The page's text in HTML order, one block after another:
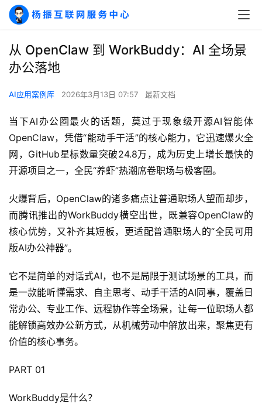
从 OpenClaw 到 WorkBuddy：AI 全场景
办公落地
AI应用案例库 2026年3月13日 07:57 最新文档
当下AI办公圈最火的话题，莫过于现象级开源AI智能体
OpenClaw，凭借“能动手干活”的核心能力，它迅速爆火全
网，GitHub星标数量突破24.8万，成为历史上增长最快的
开源项目之一，全民“养虾”热潮席卷职场与极客圈。
火爆背后，OpenClaw的诸多痛点让普通职场人望而却步，
而腾讯推出的WorkBuddy横空出世，既兼容OpenClaw的
核心优势，又补齐其短板，更适配普通职场人的“全民可用
版AI办公神器”。
它不是简单的对话式AI，也不是局限于测试场景的工具，而
是一款能听懂需求、自主思考、动手干活的AI同事，覆盖日
常办公、专业工作、远程协作等全场景，让每一位职场人都
能解锁高效办公新方式，从机械劳动中解放出来，聚焦更有
价值的核心事务。
PART 01
WorkBuddy是什么？